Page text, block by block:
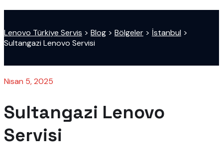
Lenovo Türkiye Servis > Blog > Bölgeler > İstanbul >
Sultangazi Lenovo Servisi
Nisan 5, 2025
Sultangazi Lenovo
Servisi